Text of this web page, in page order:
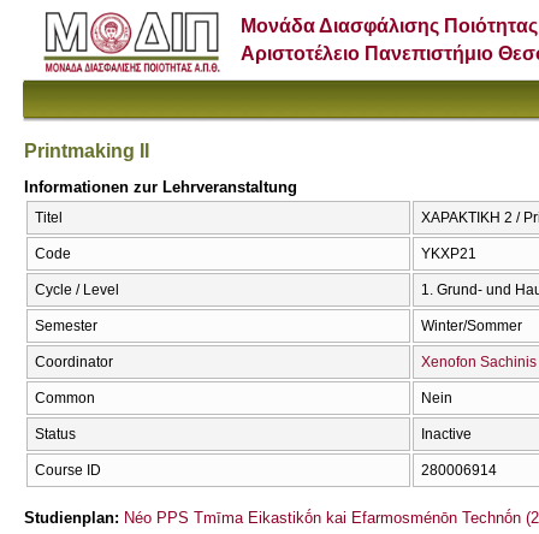
Μονάδα Διασφάλισης Ποιότητας
Αριστοτέλειο Πανεπιστήμιο
Printmaking II
Informationen zur Lehrveranstaltung
Titel ΧΑΡΑΚΤΙΚΗ 2 /
Code ΥΚΧΡ21
Cycle / Level 1. Grund- und
Semester Winter/Sommer
Coordinator Xenofon Sachinis
Common Nein
Status Inactive
Course ID 280006914
Studienplan: Néo PPS Tmīma Eikastikṓn kai Efarmosménōn Technṓn